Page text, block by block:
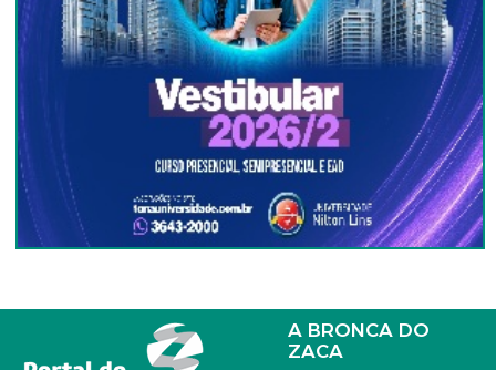
A BRONCA DO
ZACA